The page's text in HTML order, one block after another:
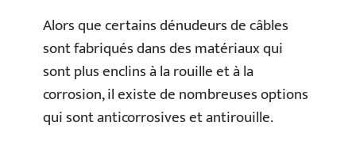
Alors que certains dénudeurs de câbles
sont fabriqués dans des matériaux qui
sont plus enclins à la rouille et à la
corrosion, il existe de nombreuses options
qui sont anticorrosives et antirouille.